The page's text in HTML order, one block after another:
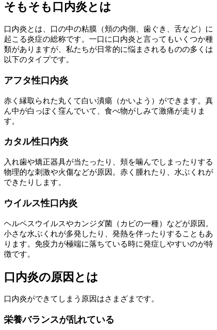
そもそも口内炎とは
口内炎とは、口の中の粘膜（頬の内側、歯ぐき、舌など）に
起こる炎症の総称です。一口に口内炎と言ってもいくつか種
類がありますが、私たちが日常的に悩まされるものの多くは
以下のタイプです。
アフタ性口内炎
赤く縁取られた丸くて白い潰瘍（かいよう）ができます。真
ん中が白っぽく窪んでいて、食べ物がしみて激痛が走りま
す。
カタル性口内炎
入れ歯や矯正器具が当たったり、頬を噛んでしまったりする
物理的な刺激や火傷などが原因。赤く腫れたり、水ぶくれが
できたりします。
ウイルス性口内炎
ヘルペスウイルスやカンジダ菌（カビの一種）などが原因。
小さな水ぶくれが多発したり、発熱を伴ったりすることもあ
ります。免疫力が極端に落ちている時に発症しやすいのが特
徴です。
口内炎の原因とは
口内炎ができてしまう原因はさまざまです。
栄養バランスが乱れている